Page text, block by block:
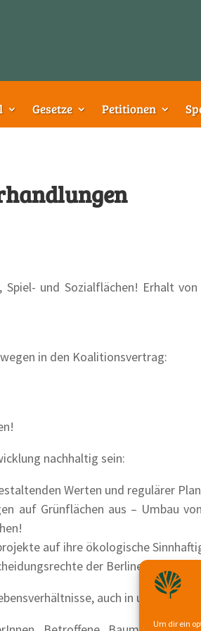
Um dir ein
Gesetze Petitionen
und Sozialflächen! Erhalt
in den Koalitionsvertrag:
nachhaltig sein:
Werten und regulärer
auf Grünflächen aus – Umbau
auf ihre ökologische
der Berliner
auch in urbanen